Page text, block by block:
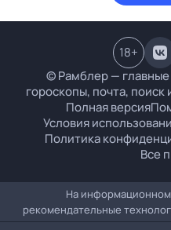
© Рамблер — главные
гороскопы, почта,
Полная версия
Условия
Политика
Все
18+
На
рекомендательные